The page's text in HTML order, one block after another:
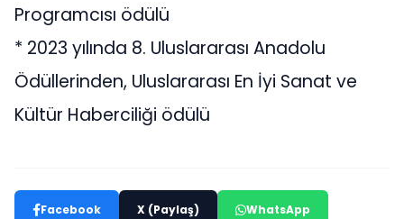
Programcısı ödülü
* 2023 yılında 8. Uluslararası Anadolu
Ödüllerinden, Uluslararası En İyi Sanat ve
Kültür Haberciliği ödülü
Facebook X (Paylaş) WhatsApp